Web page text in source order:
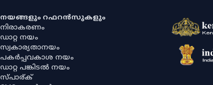
നയങ്ങളും റഫറൻസുകളും
നിരാകരണം
ഡാറ്റ നയം
സ്വകാര്യതാനയം
പകർപ്പവകാശ നയം
ഡാറ്റ പങ്കിടൽ നയം
സ്പാര്ക്